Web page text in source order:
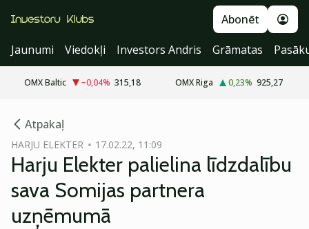
Abonēt
Jaunumi
Viedokļi Investors Andris Grāmatas
OMX Baltic −0,04% 315,18 OMX Riga 0,23% 925,27
Atpakaļ
HARJU ELEKTER 17.02.22, 11:09
Harju Elekter palielina līdzdalību
sava Somijas partnera
uzņēmumā